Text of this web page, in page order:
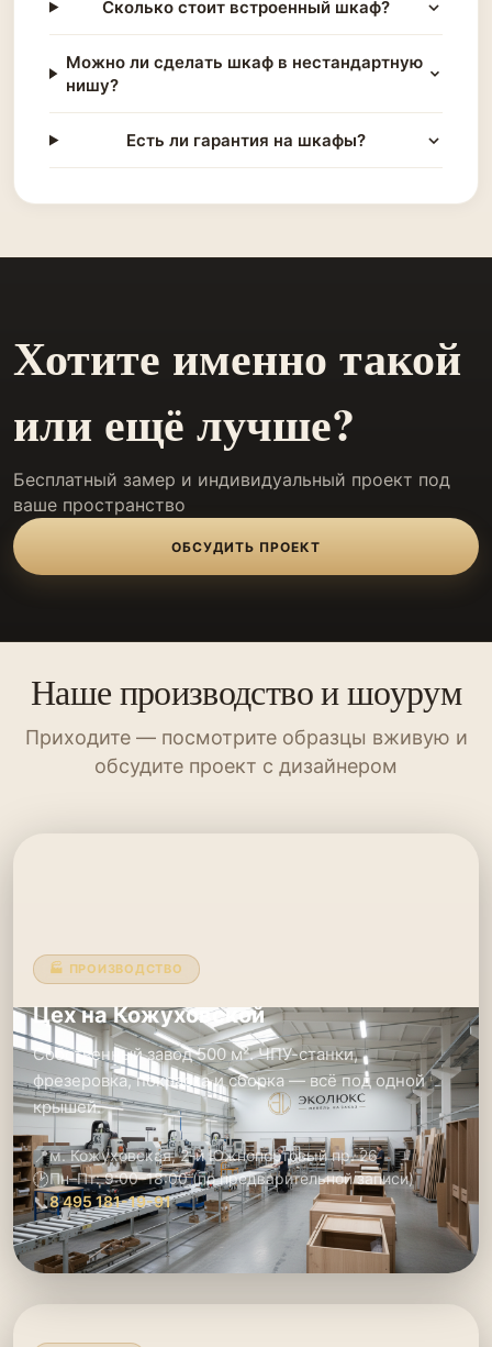
Сколько стоит встроенный шкаф?
Можно ли сделать шкаф в нестандартную
нишу?
Есть ли гарантия на шкафы?
Хотите именно такой
или ещё лучше?
Бесплатный замер и индивидуальный проект под
ваше пространство
ОБСУДИТЬ ПРОЕКТ
Наше производство и шоурум
Приходите — посмотрите образцы вживую и
обсудите проект с дизайнером
🏭 ПРОИЗВОДСТВО
Цех на Кожуховской
Собственный завод 500 м². ЧПУ-станки,
фрезеровка, покраска и сборка — всё под одной
крышей.
📍м. Кожуховская, 2-й Южнопортовый пр. 26
🕑Пн–Пт: 9:00–18:00 (по предварительной записи)
📞8 495 181-19-91